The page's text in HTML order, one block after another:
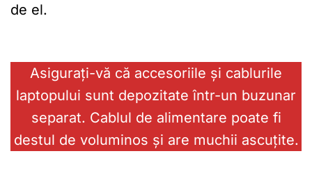
de el.
Asigurați-vă că accesoriile și cablurile
laptopului sunt depozitate într-un buzunar
separat. Cablul de alimentare poate fi
destul de voluminos și are muchii ascuțite.